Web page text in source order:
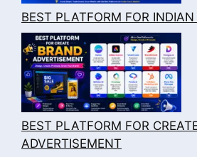
BEST PLATFORM FOR
BEST PLATFORM FOR
ADVERTISEMENT